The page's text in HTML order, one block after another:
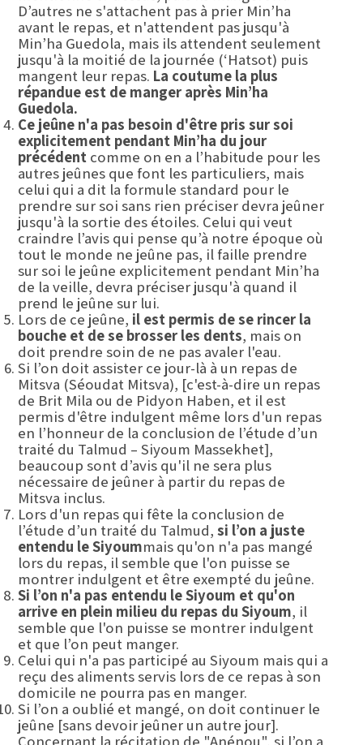
D’autres ne s'attachent pas à prier Min’ha
avant le repas, et n'attendent pas jusqu'à
Min’ha Guedola, mais ils attendent seulement
jusqu'à la moitié de la journée (‘Hatsot) puis
mangent leur repas. La coutume la plus
répandue est de manger après Min’ha
Guedola.
Ce jeûne n'a pas besoin d'être pris sur soi
explicitement pendant Min’ha du jour
précédent comme on en a l’habitude pour les
autres jeûnes que font les particuliers, mais
celui qui a dit la formule standard pour le
prendre sur soi sans rien préciser devra jeûner
jusqu'à la sortie des étoiles. Celui qui veut
craindre l’avis qui pense qu’à notre époque où
tout le monde ne jeûne pas, il faille prendre
sur soi le jeûne explicitement pendant Min’ha
de la veille, devra préciser jusqu'à quand il
prend le jeûne sur lui.
Lors de ce jeûne, il est permis de se rincer la
bouche et de se brosser les dents, mais on
doit prendre soin de ne pas avaler l'eau.
Si l’on doit assister ce jour-là à un repas de
Mitsva (Séoudat Mitsva), [c'est-à-dire un repas
de Brit Mila ou de Pidyon Haben, et il est
permis d'être indulgent même lors d'un repas
en l’honneur de la conclusion de l’étude d’un
traité du Talmud – Siyoum Massekhet],
beaucoup sont d’avis qu'il ne sera plus
nécessaire de jeûner à partir du repas de
Mitsva inclus.
Lors d'un repas qui fête la conclusion de
l’étude d’un traité du Talmud,si l’on a juste
entendu le Siyoummais qu'on n'a pas mangé
lors du repas, il semble que l'on puisse se
montrer indulgent et être exempté du jeûne.
Si l’on n'a pas entendu le Siyoum et qu'on
arrive en plein milieu du repas du Siyoum, il
semble que l'on puisse se montrer indulgent
et que l’on peut manger.
Celui qui n'a pas participé au Siyoum mais qui a
reçu des aliments servis lors de ce repas à son
domicile ne pourra pas en manger.
Si l’on a oublié et mangé, on doit continuer le
jeûne [sans devoir jeûner un autre jour].
Concernant la récitation de "Anénou", si l’on a